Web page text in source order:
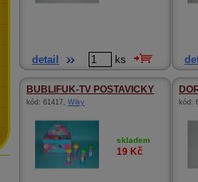
detail ks
BUBLIFUK-TV POSTAVICKY
kód: 61417, Wiky
skladem
19 Kč
kód: